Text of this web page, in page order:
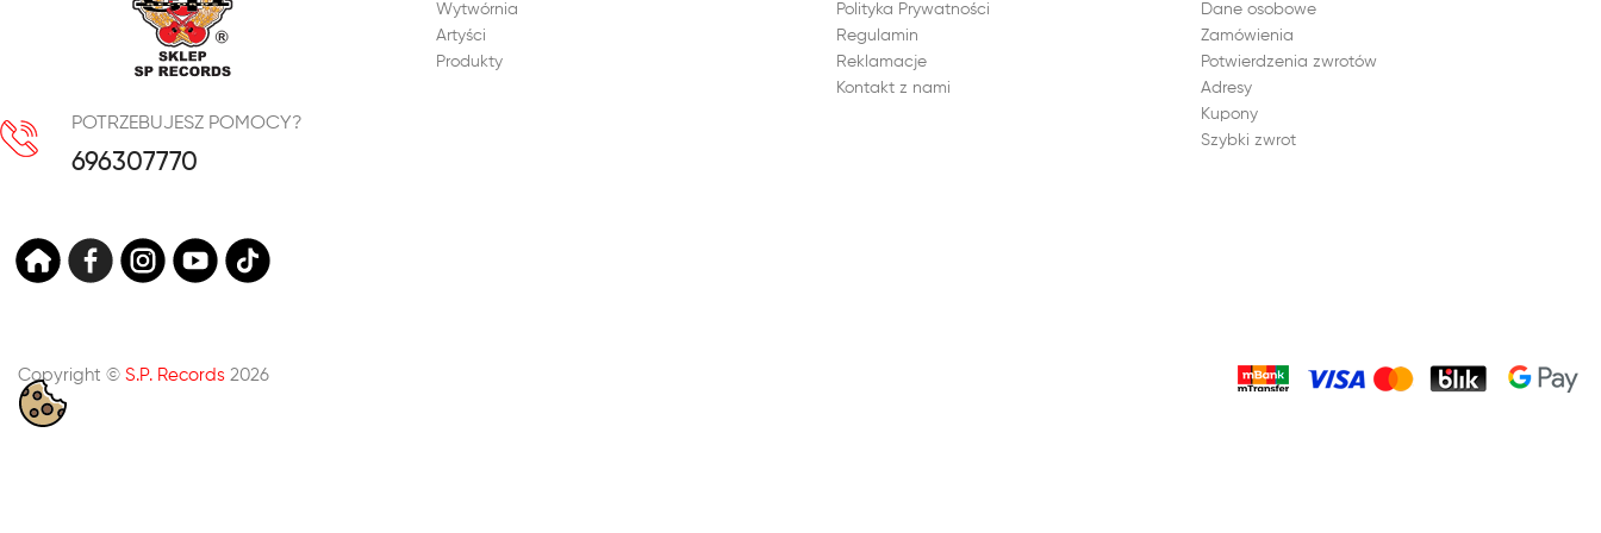
POTRZEBUJESZ POMOCY?
696307770
Wytwórnia
Artyści
Produkty
Polityka Prywatności
Regulamin
Reklamacje
Kontakt z nami
Dane osobowe
Zamówienia
Potwierdzenia zwrotów
Adresy
Kupony
Szybki zwrot
Copyright © S.P. Records 2026